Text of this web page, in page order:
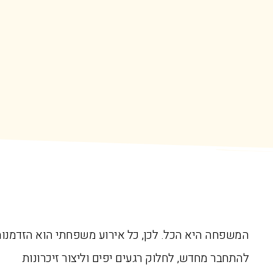
המשפחה היא הכל. לכן, כל אירוע משפחתי הוא
להתחבר מחדש, לחלוק רגעים יפים וליצור זיכרונות